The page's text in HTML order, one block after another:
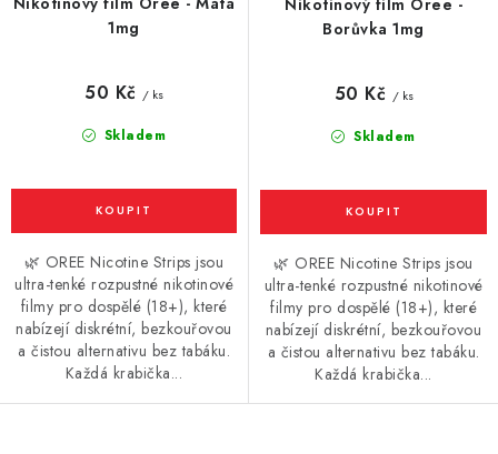
1mg
Skladem
50 Kč / ks
🌿 OREE Nicotine Strips jsou
ultra-tenké rozpustné nikotinové
filmy pro dospělé (18+), které
nabízejí diskrétní, bezkouřovou
a čistou alternativu bez tabáku.
Každá krabička...
Nikotinový film Oree -
Borůvka 1mg
Skladem
50 Kč / ks
🌿 OREE Nicotine Strips jsou
ultra-tenké rozpustné nikotinové
filmy pro dospělé (18+), které
nabízejí diskrétní, bezkouřovou
a čistou alternativu bez tabáku.
Každá krabička...